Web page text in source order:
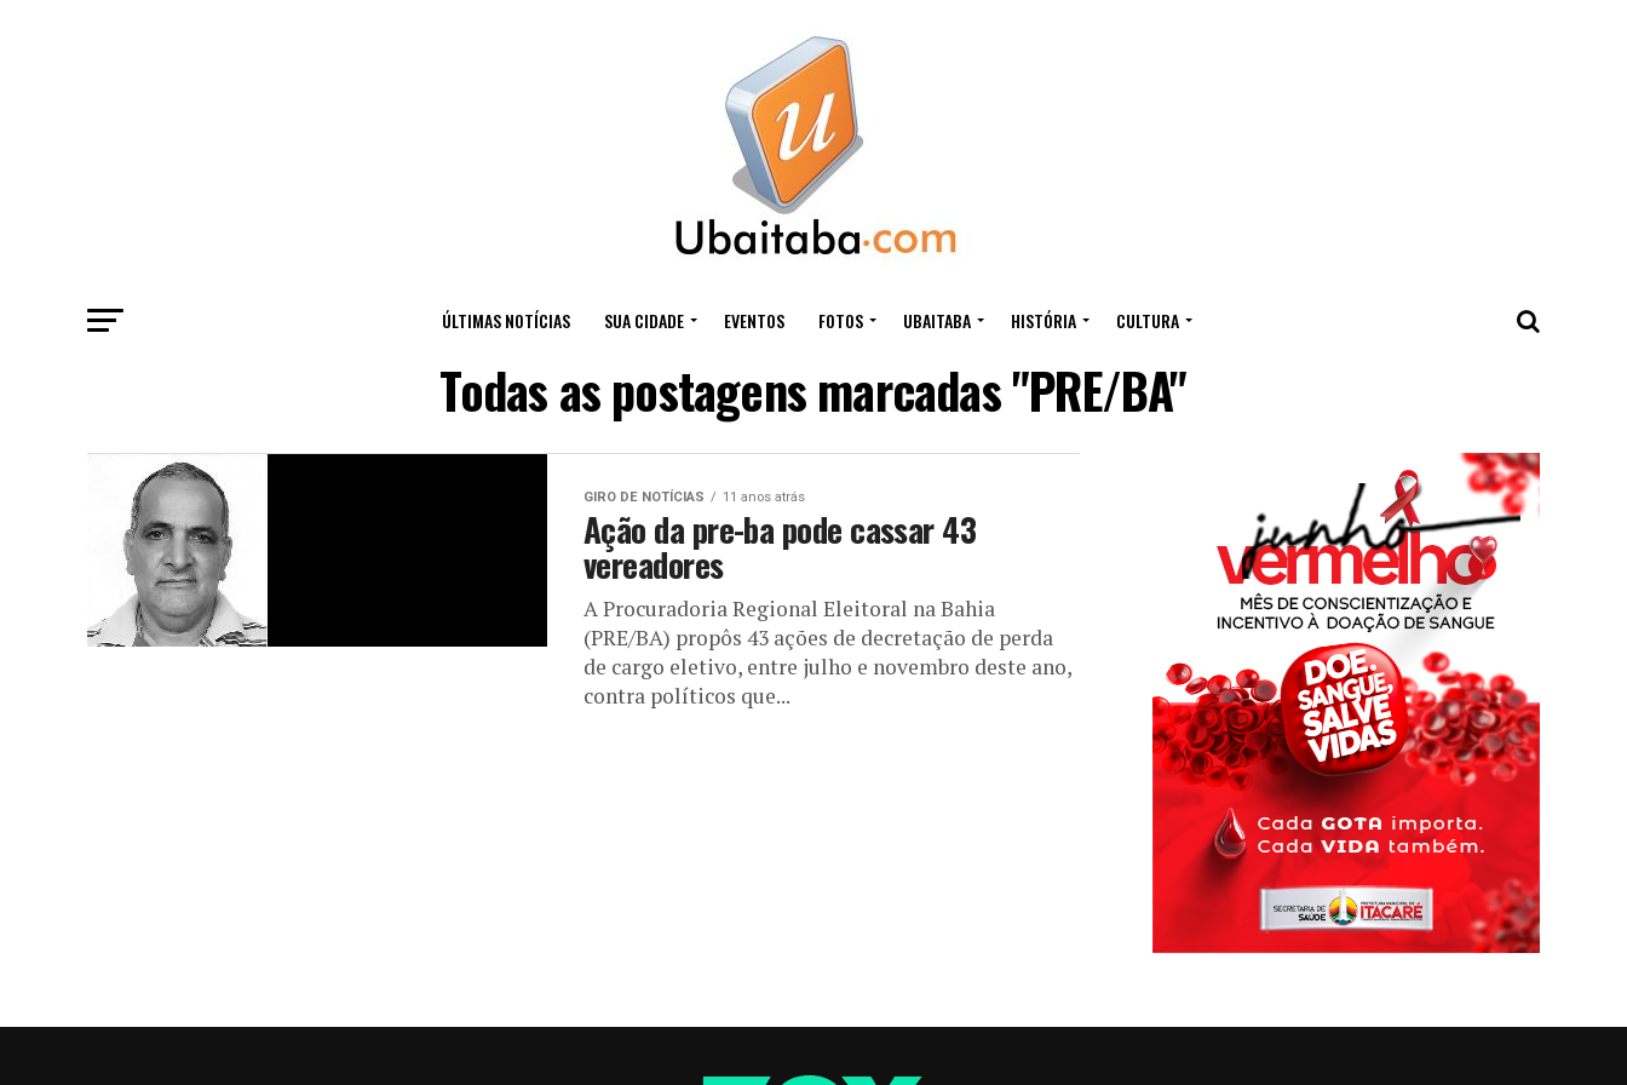
ÚLTIMAS NOTÍCIAS SUA CIDADE EVENTOS FOTOS UBAITABA HISTÓRIA CULTURA
Todas as postagens marcadas "PRE/BA"
GIRO DE NOTÍCIAS 11 anos atrás
Ação da pre-ba pode cassar 43
vereadores
A Procuradoria Regional Eleitoral na Bahia
(PRE/BA) propôs 43 ações de decretação de perda
de cargo eletivo, entre julho e novembro deste ano,
contra políticos que...